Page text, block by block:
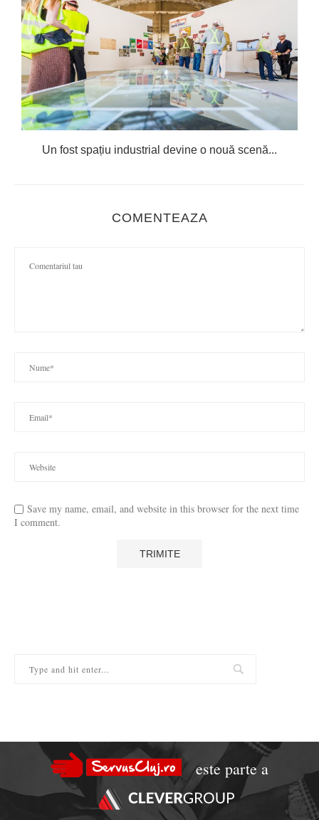
Un fost spațiu industrial devine o nouă scenă...
COMENTEAZA
Save my name, email, and website in this browser for the next time
I comment.
este parte a